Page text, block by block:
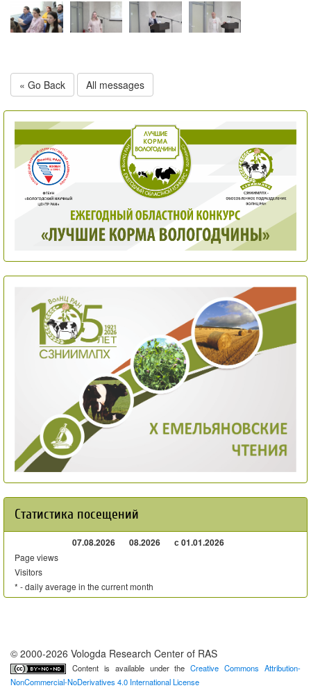
« Go Back All messages
Статистика посещений
07.08.2026 08.2026 с 01.01.2026
Page views
Visitors
* - daily average in the current month
© 2000-2026 Vologda Research Center of RAS
Content is available under theCreative Commons Attribution-
NonCommercial-NoDerivatives 4.0 International License